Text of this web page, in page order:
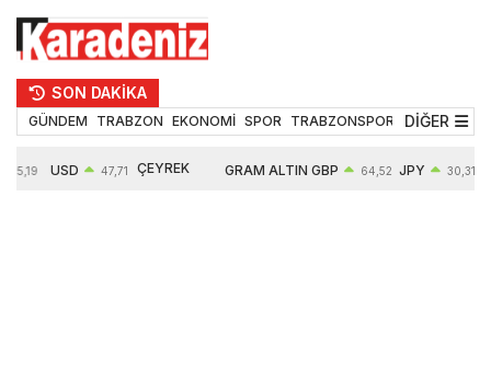
SON DAKİKA
GÜNDEM TRABZON EKONOMİ SPOR TRABZONSPOR TEKNOLOJİ
DİĞER
55,19 USD 47,71 ÇEYREK GRAM ALTIN GBP 64,52 JPY 30,31